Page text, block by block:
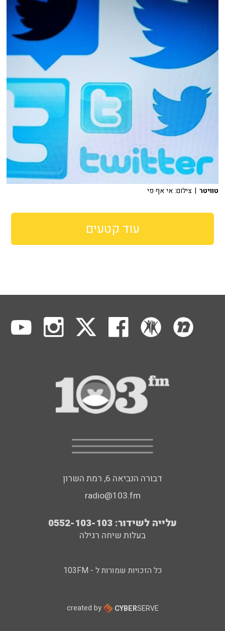
טוויטר | צילום: אי אף פי
עוד קטעים
דבורה הנביאה 6, רמת השרון
radio@103.fm
עלייה לשידור: 0552-103-103
בעלות שיחה רגילה
כל הזכויות שמורות ל - 103FM
created by CYBERSERVE